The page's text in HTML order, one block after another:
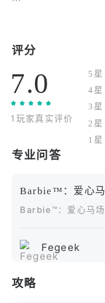
将它们带回你的马
纹。
骑马模拟与角色扮演
梳洗、喂养、抚摸你
料赢得它们的信任，
一起，让望月山谷的
技巧，在计时赛模
星评价。
装扮与时尚挑战
打扮你的角色与马
战。
评分
7.0
1玩家真实评价
5星
4星
3星
2星
1星
专业问答
Barbie™：爱心
Barbie™：爱心马场
Fegeek
攻略